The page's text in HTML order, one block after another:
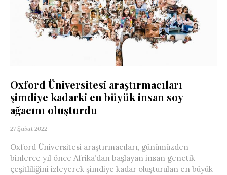
Oxford Üniversitesi araştırmacıları
şimdiye kadarki en büyük insan soy
ağacını oluşturdu
27 Şubat 2022
Oxford Üniversitesi araştırmacıları, günümüzden
binlerce yıl önce Afrika’dan başlayan insan genetik
çeşitliliğini izleyerek şimdiye kadar oluşturulan en büyük